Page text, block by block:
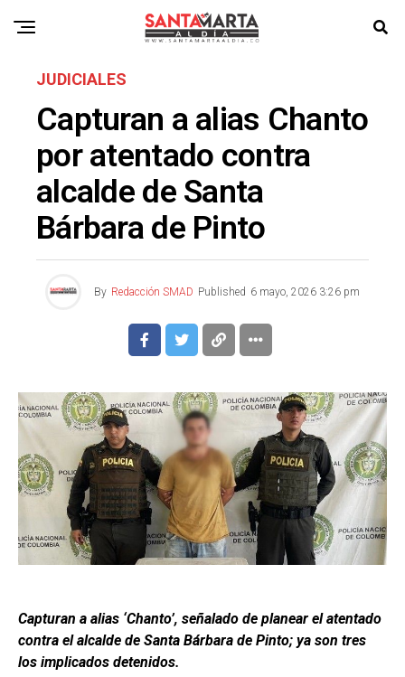
JUDICIALES
Capturan a alias Chanto
por atentado contra
alcalde de Santa
Bárbara de Pinto
By Redacción SMAD Published 6 mayo, 2026 3:26 pm
Capturan a alias ‘Chanto’, señalado de planear el atentado
contra el alcalde de Santa Bárbara de Pinto; ya son tres
los implicados detenidos.